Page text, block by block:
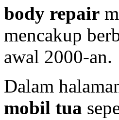
body repair
mencakup
awal 2000-an.
Dalam
mobil tua